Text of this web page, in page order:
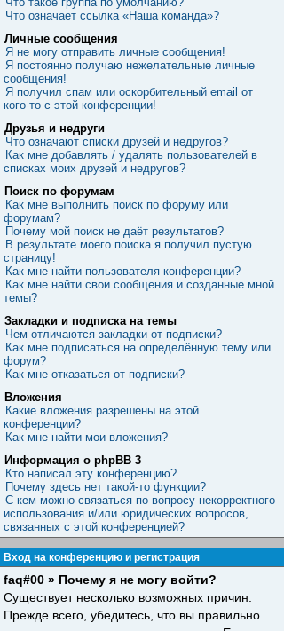
Что означает ссылка «Наша команда»?
Личные сообщения
Я не могу отправить личные сообщения!
Я постоянно получаю нежелательные личные
сообщения!
Я получил спам или оскорбительный email от
кого-то с этой конференции!
Друзья и недруги
Что означают списки друзей и недругов?
Как мне добавлять / удалять пользователей в
списках моих друзей и недругов?
Поиск по форумам
Как мне выполнить поиск по форуму или
форумам?
Почему мой поиск не даёт результатов?
В результате моего поиска я получил пустую
страницу!
Как мне найти пользователя конференции?
Как мне найти свои сообщения и созданные мной
темы?
Закладки и подписка на темы
Чем отличаются закладки от подписки?
Как мне подписаться на определённую тему или
форум?
Как мне отказаться от подписки?
Вложения
Какие вложения разрешены на этой
конференции?
Как мне найти мои вложения?
Информация о phpBB 3
Кто написал эту конференцию?
Почему здесь нет такой-то функции?
С кем можно связаться по вопросу некорректного
использования и/или юридических вопросов,
связанных с этой конференцией?
Вход на конференцию и регистрация
faq#00 » Почему я не могу войти?
Существует несколько возможных причин.
Прежде всего, убедитесь, что вы правильно